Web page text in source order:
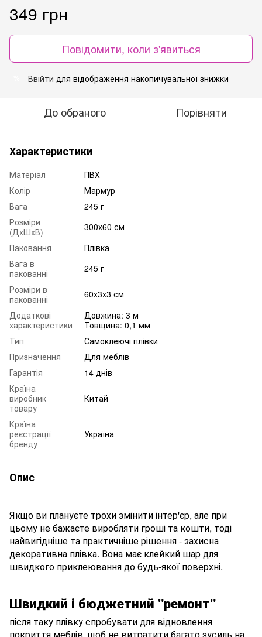
349 грн
Повідомити, коли з'явиться
Ввійти для відображення накопичувальної знижки
До обраного Порівняти
Характеристики
Матеріал
ПВХ
Колір
Мармур
Вага
245 г
Розміри
(ДхШхВ)
300х60 см
Паковання
Плівка
Вага в
пакованні
245 г
Розміри в
пакованні
60х3х3 см
Додаткові
характеристики
Довжина: 3 м
Товщина: 0,1 мм
Тип
Самоклеючі плівки
Призначення
Для меблів
Гарантія
14 днів
Країна
виробник
товару
Китай
Країна
реєстрації
бренду
Україна
Опис
Якщо ви плануєте трохи змінити інтер'єр, але при
цьому не бажаєте виробляти гроші та кошти, тоді
найвигідніше та практичніше рішення - захисна
декоративна плівка. Вона має клейкий шар для
швидкого приклеювання до будь-якої поверхні.
Швидкий і бюджетний "ремонт"
після таку плівку спробувати для відновлення